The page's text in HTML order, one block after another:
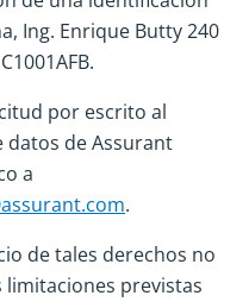
Ing. Enrique Butty 240
por escrito al
datos de Assurant
a
.
de tales derechos no
limitaciones previstas